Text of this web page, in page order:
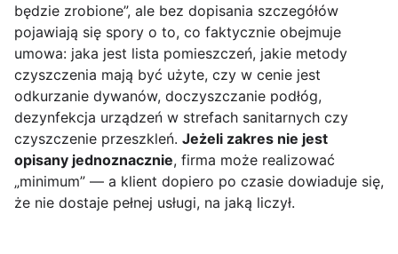
będzie zrobione”, ale bez dopisania szczegółów
pojawiają się spory o to, co faktycznie obejmuje
umowa: jaka jest lista pomieszczeń, jakie metody
czyszczenia mają być użyte, czy w cenie jest
odkurzanie dywanów, doczyszczanie podłóg,
dezynfekcja urządzeń w strefach sanitarnych czy
czyszczenie przeszkleń. Jeżeli zakres nie jest
opisany jednoznacznie, firma może realizować
„minimum” — a klient dopiero po czasie dowiaduje się,
że nie dostaje pełnej usługi, na jaką liczył.